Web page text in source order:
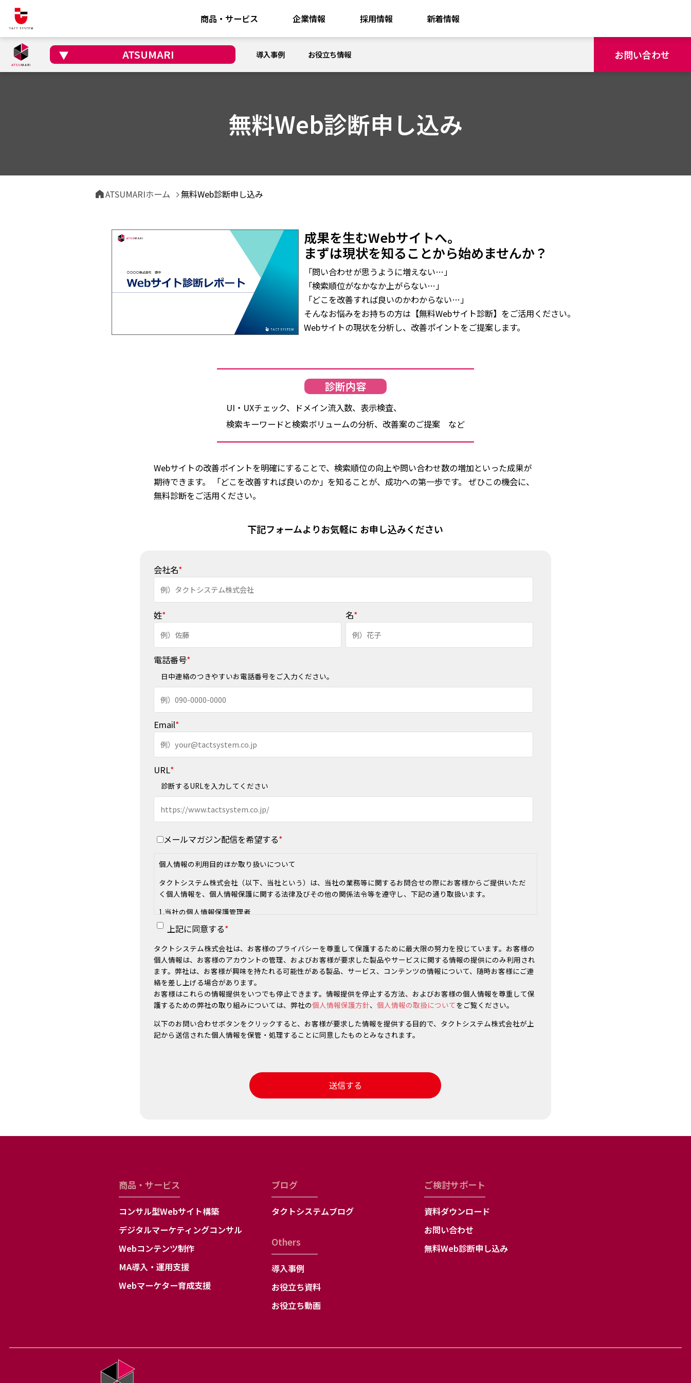
商品・サービス 企業情報 採用情報 新着情報
ATSUMARI 導入事例 お役立ち情報 お問い合わせ
無料Web診断申し込み
ATSUMARIホーム 無料Web診断申し込み
成果を生むWebサイトへ。
まずは現状を知ることから始めませんか？
「問い合わせが思うように増えない…」
「検索順位がなかなか上がらない…」
「どこを改善すれば良いのかわからない…」
そんなお悩みをお持ちの方は【無料Webサイト診断】をご活用ください。
Webサイトの現状を分析し、 改善ポイントをご提案します。
診断内容
UI・UXチェック、ドメイン流入数、表示検査、
検索キーワードと検索ボリュームの分析、改善案のご提案 など
Webサイトの改善ポイントを明確にすることで、検索順位の向上や問い合わせ数の増加といった成果が
期待できます。 「どこを改善すれば良いのか」を知ることが、成功への第一歩です。 ぜひこの機会に、
無料診断をご活用ください。
下記フォームよりお気軽に お申し込みください
会社名*
姓* 名*
電話番号*
日中連絡のつきやすいお電話番号をご入力ください。
Email*
URL*
診断するURLを入力してください
メールマガジン配信を希望する*
個人情報の利用目的ほか取り扱いについて
タクトシステム株式会社（以下、当社という）は、当社の業務等に関するお問合せの際にお客様からご提供いただ
く個人情報を、個人情報保護に関する法律及びその他の関係法令等を遵守し、下記の通り取扱います。
1.当社の個人情報保護管理者
タクトシステム株式会社 個人情報保護管理者 大熊 努
〒169-0051 東京都新宿区西早稲田 3-27-1
電話：03-3200-0490（代） FAX：03-6821-4120
2.個人情報の利用目的
当社は、当社の業務等に関するお問合せに際して、その対応に必要な個人情報（会社名、氏名、住所、電話番号、
メールアドレス等）をお預かりします。お預かりした個人情報は、下記の目的にのみ利用します。
1.折り返しご連絡するため
2.資料送付に対する回答のため
3.メールマガジン配信のため
3.個人情報の第三者への提供
お預かりした個人情報の取扱いは社内にて行っており、当社の委託先に預託することはありません。
び第三者への提供の停止」を希望される場合、本人であることの確認を取った上で、合理的な範囲内で適切に対応
いたします。下記の「７．個人情報に関するお問合せ先」までご請求ください。必要な手続きについてご案内いた
します。
7.個人情報に関するお問合せ先
タクトシステム株式会社 制作本部 黒澤
電話：03-3200-0490（代）
代表取締役社長 梅林 保典
上記に同意する*
タクトシステム株式会社は、お客様のプライバシーを尊重して保護するために最大限の努力を投じています。お客様の
個人情報は、お客様のアカウントの管理、およびお客様が要求した製品やサービスに関する情報の提供にのみ利用され
ます。弊社は、お客様が興味を持たれる可能性がある製品、サービス、コンテンツの情報について、随時お客様にご連
絡を差し上げる場合があります。
お客様はこれらの情報提供をいつでも停止できます。情報提供を停止する方法、およびお客様の個人情報を尊重して保
護するための弊社の取り組みについては、弊社の個人情報保護方針、 個人情報の取扱についてをご覧ください。
以下のお問い合わせボタンをクリックすると、お客様が要求した情報を提供する目的で、タクトシステム株式会社が上
記から送信された個人情報を保管・処理することに同意したものとみなされます。
商品・サービス
コンサル型Webサイト構築
デジタルマーケティングコンサル
Webコンテンツ制作
MA導入・運用支援
Webマーケター育成支援
ブログ
タクトシステムブログ
Others
導入事例
お役立ち資料
お役立ち動画
ご検討サポート
資料ダウンロード
お問い合わせ
無料Web診断申し込み